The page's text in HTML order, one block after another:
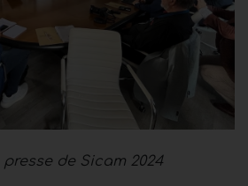
de Sicam 2024